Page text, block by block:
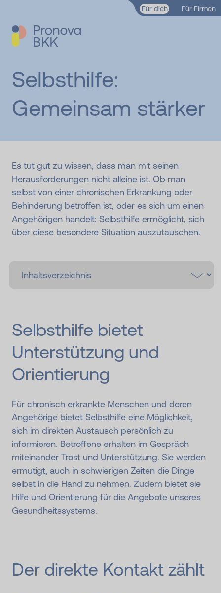
Zum Hauptinhalt springen
Für dich Für Firmen
Selbsthilfe:
Gemeinsam stärker
Es tut gut zu wissen, dass man mit seinen
Herausforderungen nicht alleine ist. Ob man
selbst von einer chronischen Erkrankung oder
Behinderung betroffen ist, oder es sich um einen
Angehörigen handelt: Selbsthilfe ermöglicht, sich
über diese besondere Situation auszutauschen.
Selbsthilfe bietet
Unterstützung und
Orientierung
Für chronisch erkrankte Menschen und deren
Angehörige bietet Selbsthilfe eine Möglichkeit,
sich im direkten Austausch persönlich zu
informieren. Betroffene erhalten im Gespräch
miteinander Trost und Unterstützung. Sie werden
ermutigt, auch in schwierigen Zeiten die Dinge
selbst in die Hand zu nehmen. Zudem bietet sie
Hilfe und Orientierung für die Angebote unseres
Gesundheitssystems.
Der direkte Kontakt zählt